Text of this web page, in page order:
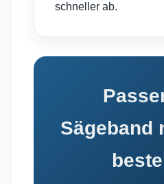
schneller ab.
Sägeband